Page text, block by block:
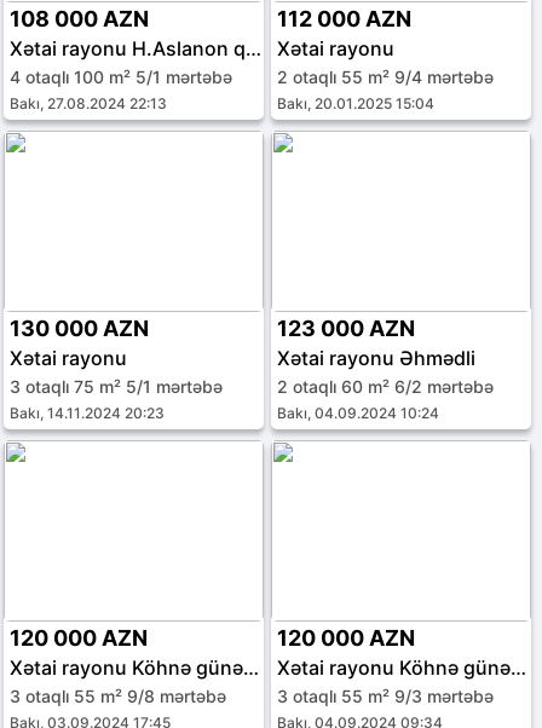
108 000 AZN
Xətai rayonu H.Aslanon qəs.
4 otaqlı 100 m² 5/1 mərtəbə
Bakı, 27.08.2024 22:13
112 000 AZN
Xətai rayonu
2 otaqlı 55 m² 9/4 mərtəbə
Bakı, 20.01.2025 15:04
130 000 AZN
Xətai rayonu
3 otaqlı 75 m² 5/1 mərtəbə
Bakı, 14.11.2024 20:23
123 000 AZN
Xətai rayonu Əhmədli
2 otaqlı 60 m² 6/2 mərtəbə
Bakı, 04.09.2024 10:24
120 000 AZN
Xətai rayonu Köhnə günəşli qəs.
3 otaqlı 55 m² 9/8 mərtəbə
Bakı, 03.09.2024 17:45
120 000 AZN
Xətai rayonu Köhnə günəşli qəs.
3 otaqlı 55 m² 9/3 mərtəbə
Bakı, 04.09.2024 09:34